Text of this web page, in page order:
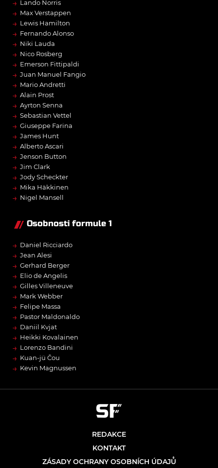
→ Lando Norris
→ Max Verstappen
→ Lewis Hamilton
→ Fernando Alonso
→ Niki Lauda
→ Nico Rosberg
→ Emerson Fittipaldi
→ Juan Manuel Fangio
→ Mario Andretti
→ Alain Prost
→ Ayrton Senna
→ Sebastian Vettel
→ Giuseppe Farina
→ James Hunt
→ Alberto Ascari
→ Jenson Button
→ Jim Clark
→ Jody Scheckter
→ Mika Häkkinen
→ Nigel Mansell
Osobnosti formule 1
→ Daniel Ricciardo
→ Jean Alesi
→ Gerhard Berger
→ Elio de Angelis
→ Gilles Villeneuve
→ Mark Webber
→ Felipe Massa
→ Pastor Maldonaldo
→ Daniil Kvjat
→ Heikki Kovalainen
→ Lorenzo Bandini
→ Kuan-jü Čou
→ Kevin Magnussen
REDAKCE
KONTAKT
ZÁSADY OCHRANY OSOBNÍCH ÚDAJŮ